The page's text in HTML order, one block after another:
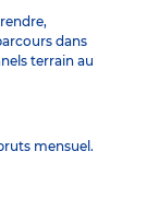
dans
terrain au
mensuel.